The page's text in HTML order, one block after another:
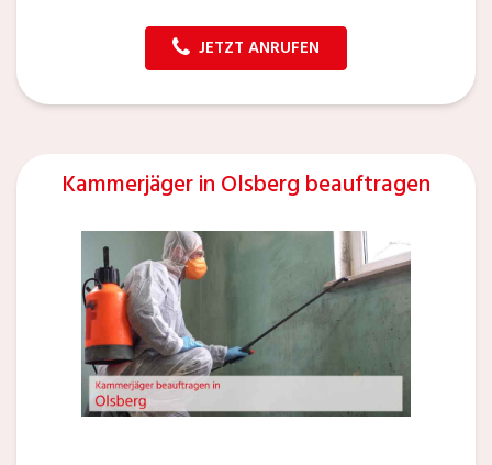
JETZT ANRUFEN
Kammerjäger in Olsberg beauftragen